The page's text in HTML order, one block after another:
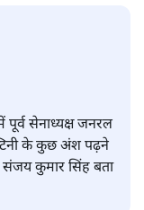
पूर्व सेनाध्यक्ष जनरल
के कुछ अंश पढ़ने
संजय कुमार सिंह बता